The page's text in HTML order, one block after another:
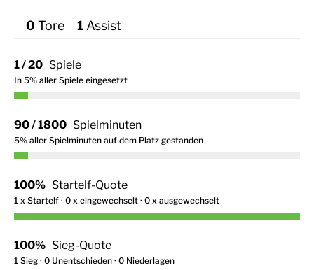
0 Tor 1 Assist
1 / 20 Spiele
In 5% aller Spiele eingesetzt
90 / 1800 Spielminuten
5% aller Spielminuten auf dem Platz gestanden
100% Startelf-Quote
1 x Startelf · 0 x eingewechselt · 0 x ausgewechselt
100% Sieg-Quote
1 Sieg · 0 Unentschieden · 0 Niederlagen